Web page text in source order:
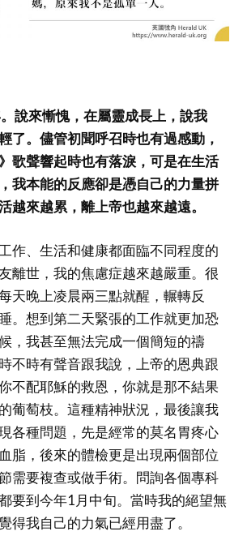
說來慚愧，在屬靈成長上，說我
了。儘管初聞呼召時也有過感動，
歌聲響起時也有落淚，可是在生活
我本能的反應卻是憑自己的力量拼
越來越累，離上帝也越來越遠。
作、生活和健康都面臨不同程度的
離世，我的焦慮症越來越嚴重。很
天晚上凌晨兩三點就醒，輾轉反
。想到第二天緊張的工作就更加恐
，我甚至無法完成一個簡短的禱
不時有聲音跟我說，上帝的恩典跟
不配耶穌的救恩，你就是那不結果
葡萄枝。這種精神狀況，最後讓我
各種問題，先是經常的莫名胃疼心
脂，後來的體檢更是出現兩個部位
需要複查或做手術。問詢各個專科
要到今年1月中旬。當時我的絕望無
得我自己的力氣已經用盡了。